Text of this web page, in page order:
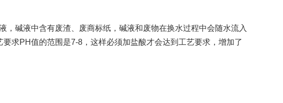
GMP-1200清洗机 GMP-1500清洗机
碱液中含有废渣、废商标纸，碱液和废物在换水过程中会随水流入
求PH值的范围是7-8，这样必须加盐酸才会达到工艺要求，增加了